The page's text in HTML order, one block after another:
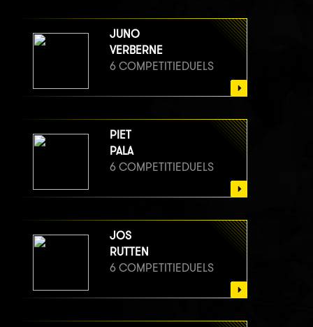
JUNO
VERBERNE
6 COMPETITIEDUELS
PIET
PALA
6 COMPETITIEDUELS
JOS
RUTTEN
6 COMPETITIEDUELS